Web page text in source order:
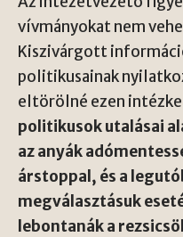
vívmányokat nem
Kiszivárgott
politikusainak
eltörölné ezen
politikusok utalásai
az anyák
árstoppal, és a
megválasztásuk
lebontanák a